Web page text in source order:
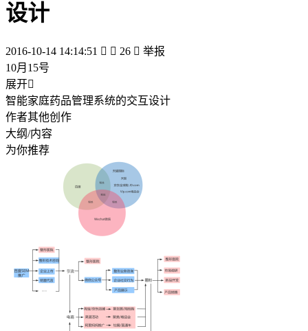
设计
2016-10-14 14:14:51   26  举报
10月15号
展开
智能家庭药品管理系统的交互设计
作者其他创作
大纲/内容
为你推荐